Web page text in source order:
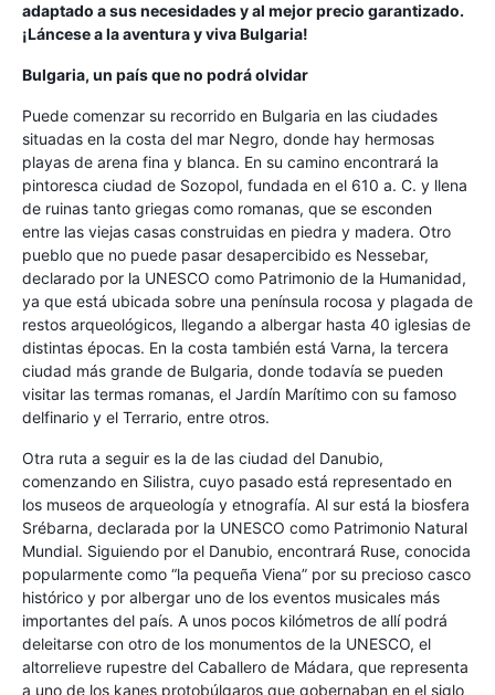
adaptado a sus necesidades y al mejor precio garantizado.
¡Láncese a la aventura y viva Bulgaria!
Bulgaria, un país que no podrá olvidar
Puede comenzar su recorrido en Bulgaria en las ciudades
situadas en la costa del mar Negro, donde hay hermosas
playas de arena fina y blanca. En su camino encontrará la
pintoresca ciudad de Sozopol, fundada en el 610 a. C. y llena
de ruinas tanto griegas como romanas, que se esconden
entre las viejas casas construidas en piedra y madera. Otro
pueblo que no puede pasar desapercibido es Nessebar,
declarado por la UNESCO como Patrimonio de la Humanidad,
ya que está ubicada sobre una península rocosa y plagada de
restos arqueológicos, llegando a albergar hasta 40 iglesias de
distintas épocas. En la costa también está Varna, la tercera
ciudad más grande de Bulgaria, donde todavía se pueden
visitar las termas romanas, el Jardín Marítimo con su famoso
delfinario y el Terrario, entre otros.
Otra ruta a seguir es la de las ciudad del Danubio,
comenzando en Silistra, cuyo pasado está representado en
los museos de arqueología y etnografía. Al sur está la biosfera
Srébarna, declarada por la UNESCO como Patrimonio Natural
Mundial. Siguiendo por el Danubio, encontrará Ruse, conocida
popularmente como “la pequeña Viena” por su precioso casco
histórico y por albergar uno de los eventos musicales más
importantes del país. A unos pocos kilómetros de allí podrá
deleitarse con otro de los monumentos de la UNESCO, el
altorrelieve rupestre del Caballero de Mádara, que representa
a uno de los kanes protobúlgaros que gobernaban en el siglo